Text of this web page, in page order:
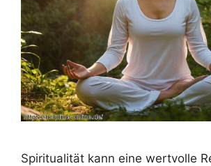
Spiritualität kann eine wertvolle